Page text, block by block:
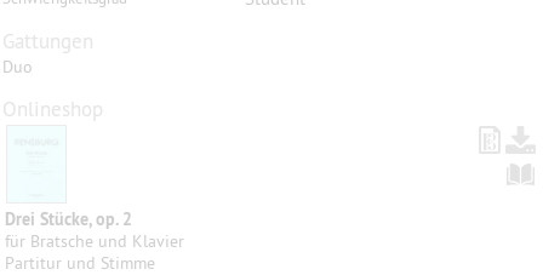
Gattungen
Duo
Onlineshop
Drei Stücke, op. 2
für Bratsche und Klavier
Partitur und Stimme